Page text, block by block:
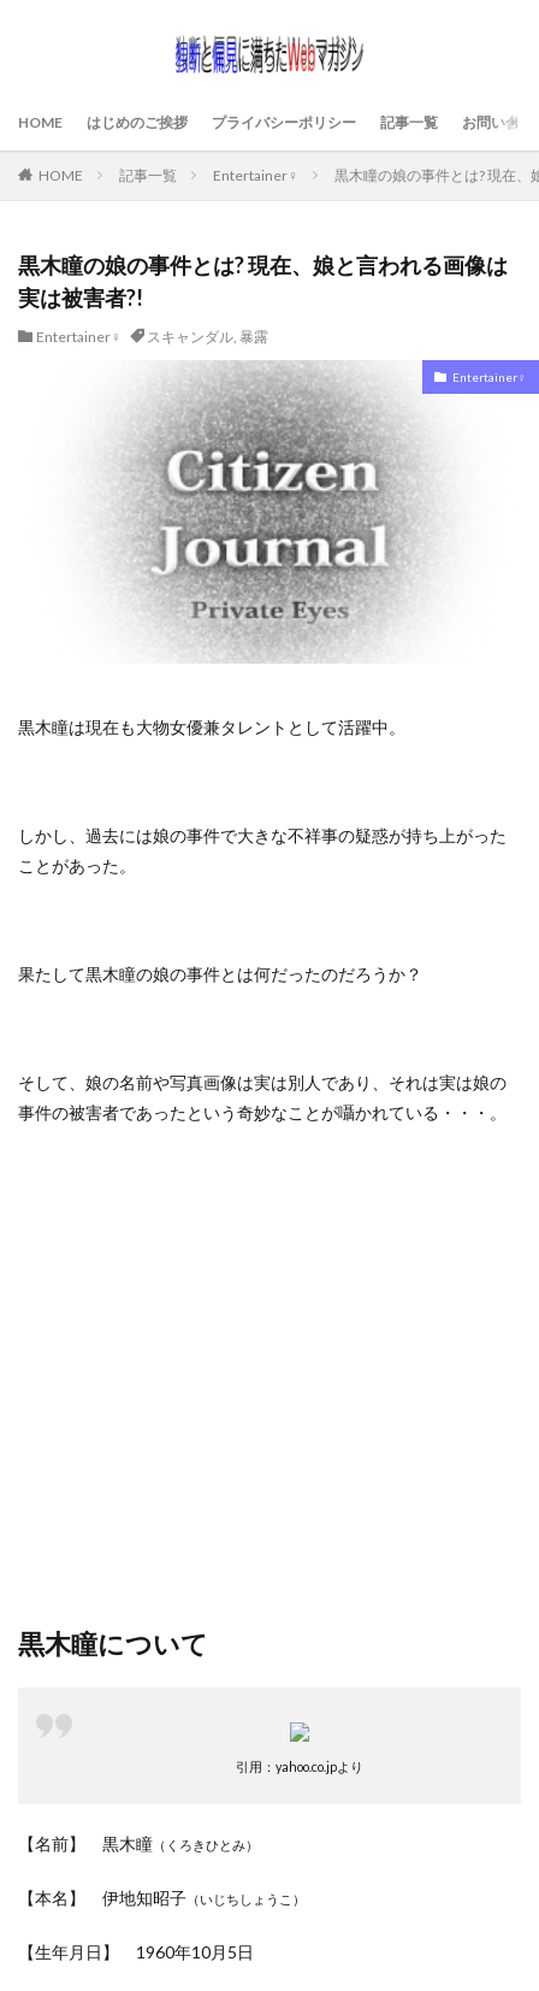
HOME はじめのご挨拶 プライバシーポリシー 記事一覧 お問い合わ
HOME 記事一覧 Entertainer♀ 黒木瞳の娘の事件とは? 現在
黒木瞳の娘の事件とは? 現在、娘と言われる画像は
実は被害者?!
Entertainer♀ スキャンダル, 暴露
Entertainer♀
黒木瞳は現在も大物女優兼タレントとして活躍中。
しかし、過去には娘の事件で大きな不祥事の疑惑が持ち上がった
ことがあった。
果たして黒木瞳の娘の事件とは何だったのだろうか？
そして、娘の名前や写真画像は実は別人であり、それは実は娘の
事件の被害者であったという奇妙なことが囁かれている・・・。
黒木瞳について
引用：yahoo.co.jpより
【名前】 黒木瞳 （くろきひとみ）
【本名】 伊地知昭子 （いじちしょうこ）
【生年月日】 1960年10月5日